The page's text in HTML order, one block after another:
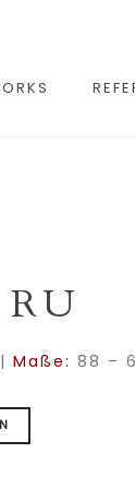
Maße: 88 –